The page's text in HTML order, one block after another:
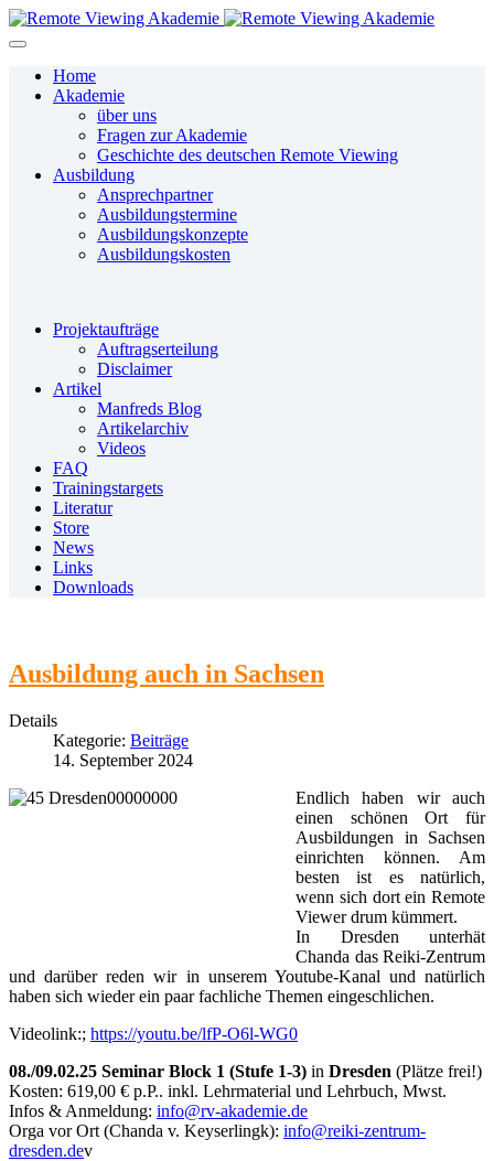
Home
Akademie
über uns
Fragen zur Akademie
Geschichte des deutschen Remote Viewing
Ausbildung
Ansprechpartner
Ausbildungstermine
Ausbildungskonzepte
Ausbildungskosten
Projektaufträge
Auftragserteilung
Disclaimer
Artikel
Manfreds Blog
Artikelarchiv
Videos
FAQ
Trainingstargets
Literatur
Store
News
Links
Downloads
Ausbildung auch in Sachsen
Details
Kategorie: Beiträge
14. September 2024
Endlich haben wir auch
einen schönen Ort für
Ausbildungen in Sachsen
einrichten können. Am
besten ist es natürlich,
wenn sich dort ein Remote
Viewer drum kümmert.
In Dresden unterhät
Chanda das Reiki-Zentrum
und darüber reden wir in unserem Youtube-Kanal und natürlich
haben sich wieder ein paar fachliche Themen eingeschlichen.
Videolink:; https://youtu.be/lfP-O6l-WG0
08./09.02.25 Seminar Block 1 (Stufe 1-3) in Dresden (Plätze frei!)
Kosten: 619,00 € p.P.. inkl. Lehrmaterial und Lehrbuch, Mwst.
Infos & Anmeldung: info@rv-akademie.de
Orga vor Ort (Chanda v. Keyserlingk): info@reiki-zentrum-
dresden.dev